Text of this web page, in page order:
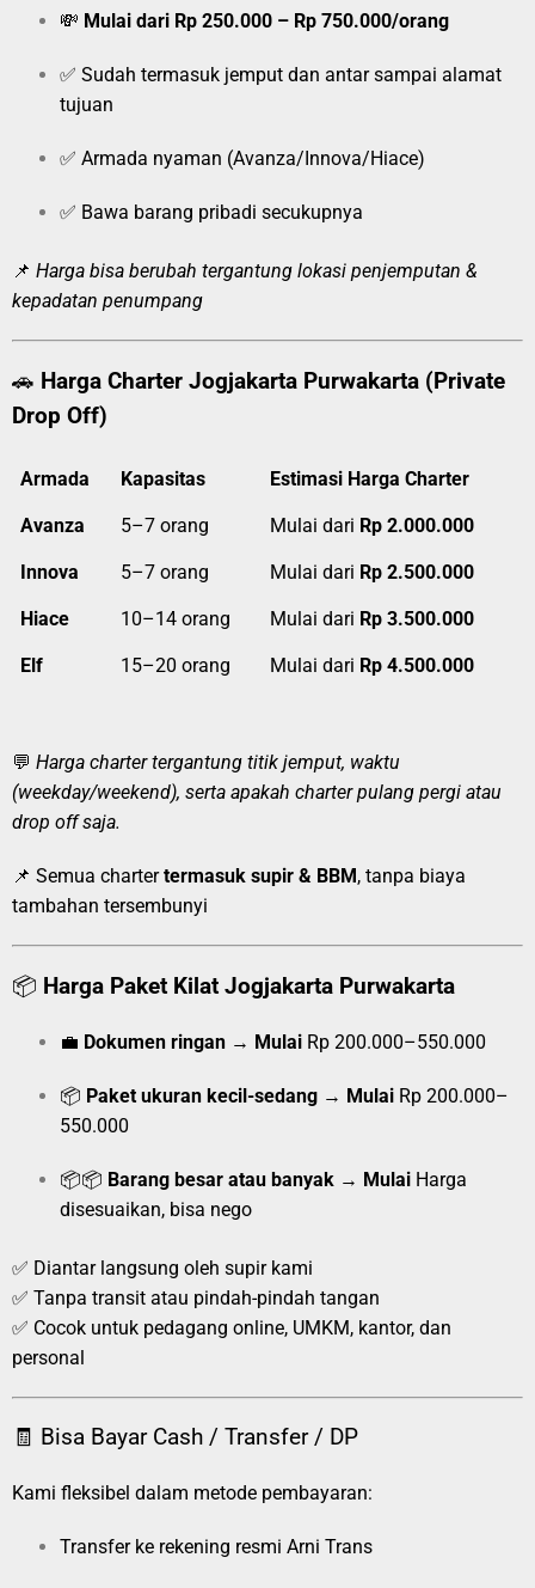
💸 Mulai dari Rp 250.000 – Rp 750.000/orang
✅ Sudah termasuk jemput dan antar sampai alamat
tujuan
✅ Armada nyaman (Avanza/Innova/Hiace)
✅ Bawa barang pribadi secukupnya
📌 Harga bisa berubah tergantung lokasi penjemputan &
kepadatan penumpang
🚗 Harga Charter Jogjakarta Purwakarta (Private
Drop Off)
Armada Kapasitas Estimasi Harga Charter
Avanza 5–7 orang Mulai dari Rp 2.000.000
Innova 5–7 orang Mulai dari Rp 2.500.000
Hiace 10–14 orang Mulai dari Rp 3.500.000
Elf 15–20 orang Mulai dari Rp 4.500.000
💬 Harga charter tergantung titik jemput, waktu
(weekday/weekend), serta apakah charter pulang pergi atau
drop off saja.
📌 Semua chartertermasuk supir & BBM , tanpa biaya
tambahan tersembunyi
📦 Harga Paket Kilat Jogjakarta Purwakarta
💼 Dokumen ringan → Mulai Rp 200.000–550.000
📦 Paket ukuran kecil-sedang → Mulai Rp 200.000–
550.000
📦📦 Barang besar atau banyak → Mulai Harga
disesuaikan, bisa nego
✅ Diantar langsung oleh supir kami
✅ Tanpa transit atau pindah-pindah tangan
✅ Cocok untuk pedagang online, UMKM, kantor, dan
personal
🧾 Bisa Bayar Cash / Transfer / DP
Kami fleksibel dalam metode pembayaran:
Transfer ke rekening resmi Arni Trans